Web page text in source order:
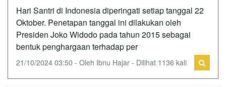
Hari Santri di Indonesia diperingati setiap tanggal 22
Oktober. Penetapan tanggal ini dilakukan oleh
Presiden Joko Widodo pada tahun 2015 sebagai
bentuk penghargaan terhadap per
21/10/2024 03:50 - Oleh Ibnu Hajar - Dilihat 1136 kali